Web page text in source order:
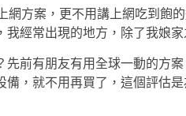
網方案，更不用講上網吃到飽
經常出現的地方，除了我娘
前有朋友有用全球一動的方
，就不用再買了，這個評估